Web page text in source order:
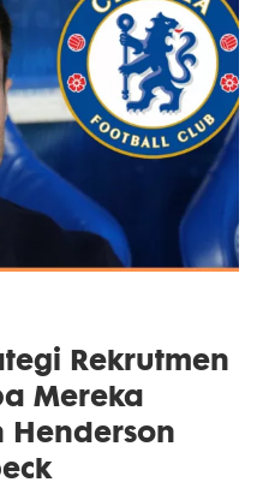
Rekrutmen
Mereka